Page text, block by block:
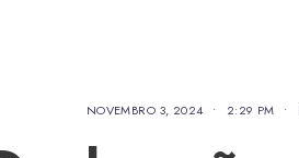
NOVEMBRO 3, 2024 • 2:29 PM •